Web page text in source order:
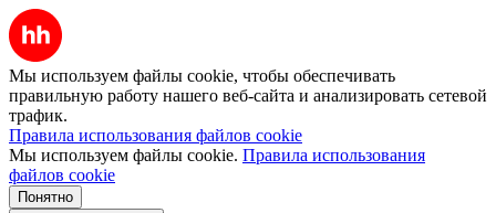
Мы используем файлы cookie, чтобы обеспечивать
правильную работу нашего веб-сайта и анализировать сетевой
трафик.
Правила использования файлов cookie
Мы используем файлы cookie. Правила использования
файлов cookie
Понятно